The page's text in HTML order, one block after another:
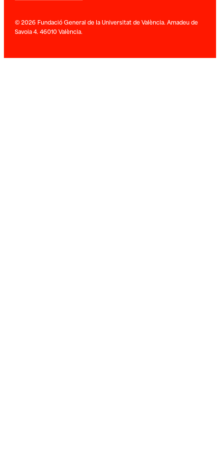
© 2026 Fundació General de la Universitat de València. Amadeu de
Savoia 4. 46010 València.